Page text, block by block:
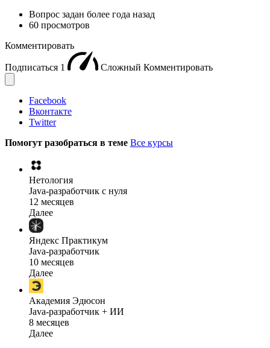
Вопрос задан более года назад
60 просмотров
Комментировать
Подписаться 1 Сложный Комментировать
Facebook
Вконтакте
Twitter
Помогут разобраться в теме Все курсы
Нетология
Java-разработчик с нуля
12 месяцев
Далее
Яндекс Практикум
Java-разработчик
10 месяцев
Далее
Академия Эдюсон
Java-разработчик + ИИ
8 месяцев
Далее